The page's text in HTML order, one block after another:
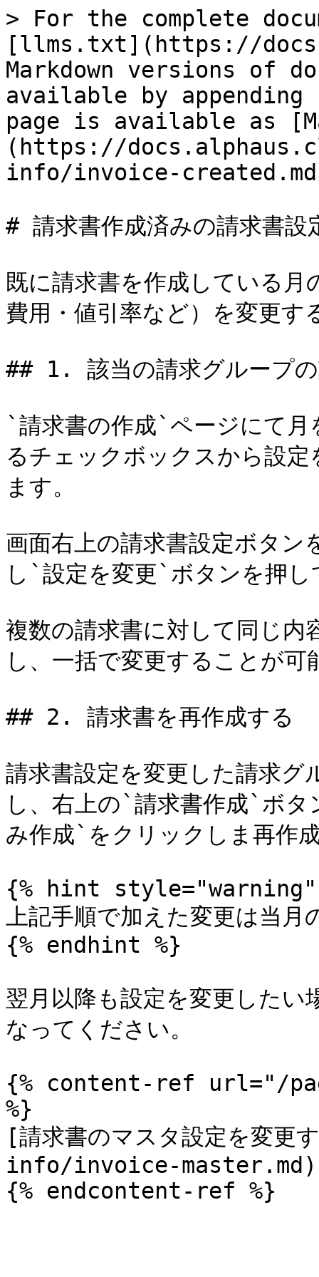
> For the complete
[llms.txt](https://
Markdown versions of
available by
page is available as
(https://
info/invoice-
# 請求書作成済みの請求書設
既に請求書を作成している月
費用・値引率など）を変更す
## 1. 該当の請求グループの
`請求書の作成`ページにて月
るチェックボックスから設
ます。
画面右上の請求書設定ボタン
し`設定を変更`ボタンを押し
複数の請求書に対して同じ内
し、一括で変更することが可
## 2. 請求書を再作成する
請求書設定を変更した請求
し、右上の`請求書作成`ボ
み作成`をクリックしま再作
{% hint style="warning"
上記手順で加えた変更は当
{% endhint %}
翌月以降も設定を変更したい
なってください。
{% content-ref url="/
%}
[請求書のマスタ設定を変
info/invoice-master.md)